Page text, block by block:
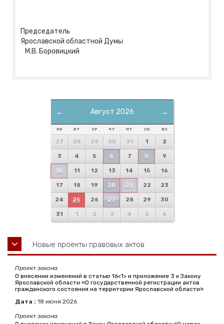
Председатель
Ярославской областной Думы
М.В. Боровицкий
← →
Август 2026
ПН ВТ СР ЧТ ПТ СБ ВС
27 28 29 30 31 1 2
3 4 5 6 7 8 9
10 11 12 13 14 15 16
17 18 19 20 21 22 23
24 25 26 27 28 29 30
31 1 2 3 4 5 6
Новые проекты правовых актов
Проект закона
О внесении изменений в статью 16<1> и приложение 3 к Закону
Ярославской области «О государственной регистрации актов
гражданского состояния на территории Ярославской области»
Дата : 18 июня 2026
Проект закона